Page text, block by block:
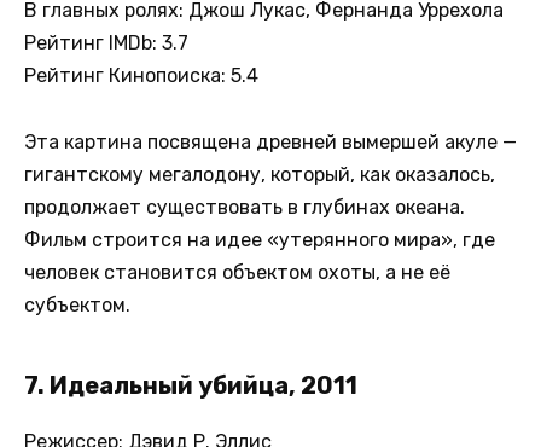
В главных ролях: Джош Лукас, Фернанда Уррехола
Рейтинг IMDb: 3.7
Рейтинг Кинопоиска: 5.4
Эта картина посвящена древней вымершей акуле —
гигантскому мегалодону, который, как оказалось,
продолжает существовать в глубинах океана.
Фильм строится на идее «утерянного мира», где
человек становится объектом охоты, а не её
субъектом.
7. Идеальный убийца, 2011
Режиссер: Дэвид Р. Эллис